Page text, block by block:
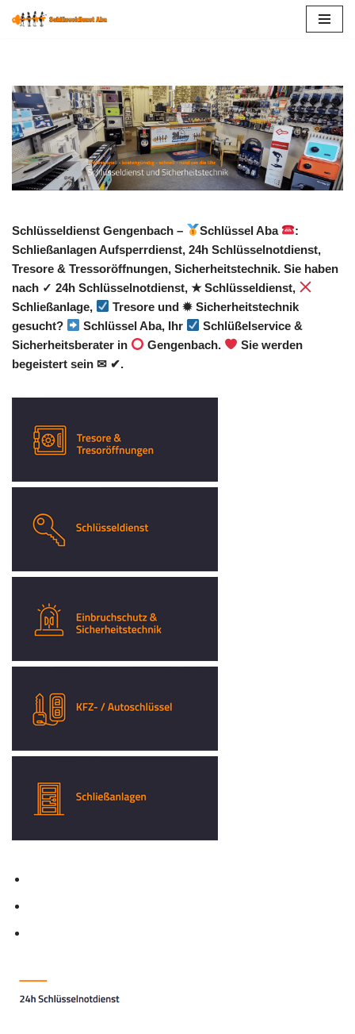
Schlüsseldienst Gengenbach – Schlüssel Aba
:
Schließanlagen Aufsperrdienst, 24h Schlüsselnotdienst,
Tresore & Tressoröffnungen, Sicherheitstechnik. Sie haben
nach ✓ 24h Schlüsselnotdienst, ★ Schlüsseldienst,
Schließanlage,
Tresore und ✹ Sicherheitstechnik
gesucht?
Schlüssel Aba, Ihr
Schlüßelservice &
Sicherheitsberater in
Gengenbach.
Sie werden
begeistert sein ✉ ✔.